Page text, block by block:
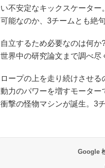
い不安定なキックスケータ
可能なのか、3チームとも絶
自立するため必要なのは何か
世界中の研究論文まで調べ尽
ロープの上を走り続けさせる
動力のパワーを増すモーター
衝撃の怪物マシンが誕生。3
Google